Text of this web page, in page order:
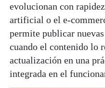
evolucionan con
artificial o el e-
permite publicar
cuando el contenido lo
actualización en una
integrada en el